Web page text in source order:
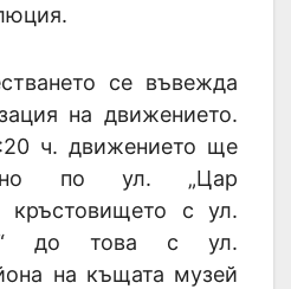
се въвежда
на движението.
ч. движението ще
по ул. „Цар
кръстовището с ул.
до това с ул.
на къщата музей